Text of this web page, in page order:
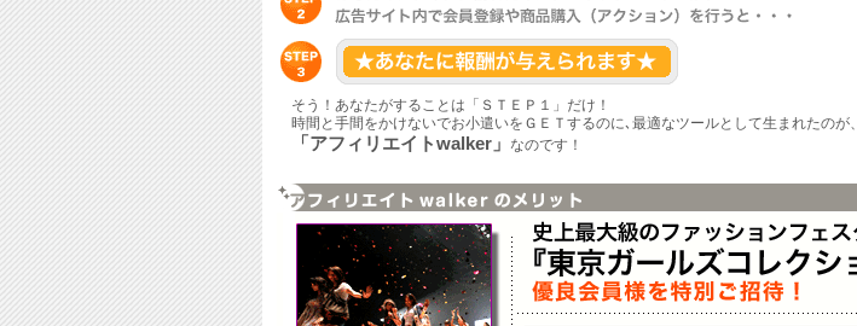
そう！あなたがすることは「ＳＴＥＰ１」だけ！
時間と手間をかけないでお小遣いをＧＥＴするのに､最適なツールとして生まれたのが、
「アフィリエイトwalker」 なのです！